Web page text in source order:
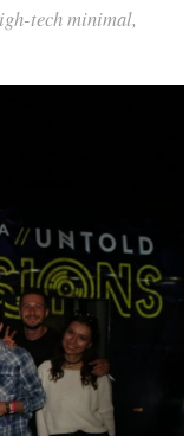
tech minimal,